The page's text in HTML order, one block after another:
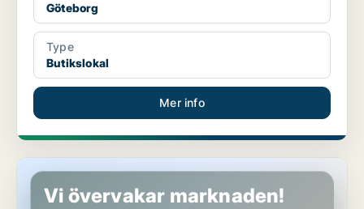
Göteborg
Type
Butikslokal
Mer info
Kontor i Göteborg
Vi övervakar marknaden!